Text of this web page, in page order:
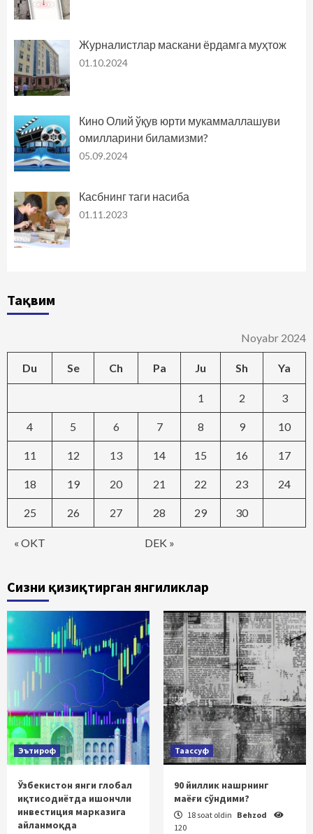
Журналистлар маскани ёрдамга муҳтож
01.10.2024
Кино Олий ўқув юрти мукаммаллашуви
омилларини биламизми?
05.09.2024
Касбнинг таги насиба
01.11.2023
Тақвим
Noyabr 2024
Du Se Ch Pa Ju Sh Ya
« OKT DEK »
1 2 3
4 5 6 7 8 9 10
11 12 13 14 15 16 17
18 19 20 21 22 23 24
25 26 27 28 29 30
Сизни қизиқтирган янгиликлар
Эътироф
Ўзбекистон янги глобал
иқтисодиётда ишончли
инвестиция марказига
айланмоқда
Таассуф
90 йиллик нашрнинг
маёғи сўндими?
18 soat oldin Behzod
120